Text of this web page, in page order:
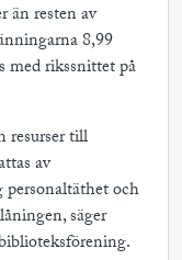
än resten av
8,99
med rikssnittet på
resurser till
av
personaltäthet och
säger